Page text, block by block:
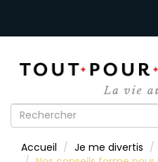
Formulaire
recherche
Accueil Je me divertis